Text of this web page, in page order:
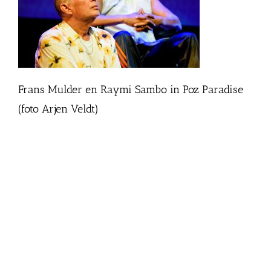
Frans Mulder en Raymi Sambo in Poz Paradise
(foto Arjen Veldt)